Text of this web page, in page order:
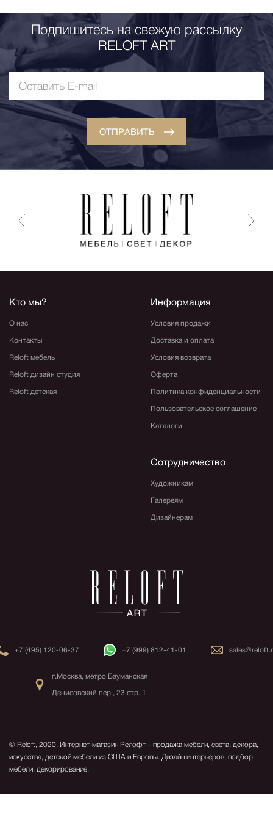
Подпишитесь на свежую рассылку
RELOFT ART
ОТПРАВИТЬ
Кто мы?
О нас
Контакты
Reloft мебель
Reloft дизайн студия
Reloft детская
Информация
Условия продажи
Доставка и оплата
Условия возврата
Оферта
Политика конфиденциальности
Пользовательское соглашение
Каталоги
Сотрудничество
Художникам
Галереям
Дизайнерам
+7 (495) 120-06-37 +7 (999) 812-41-01
г.Москва, метро Бауманская
Денисовский пер., 23 стр. 1
© Reloft, 2020, Интернет-магазин Релофт – продажа мебели, света, декора,
искусства, детской мебели из США и Европы. Дизайн интерьеров, подбор
мебели, декорирование.